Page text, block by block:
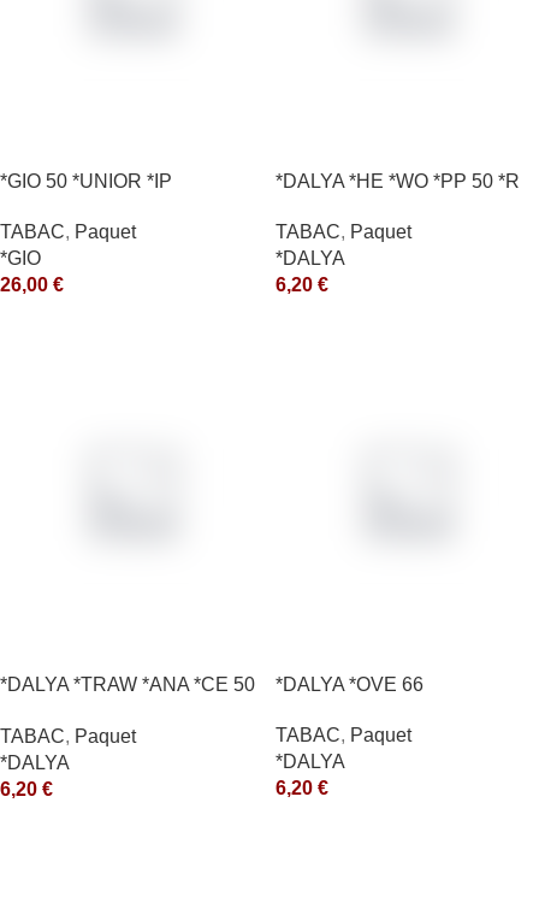
*GIO 50 *UNIOR *IP
TABAC, Paquet
*GIO
26,00 €
*DALYA *HE *WO *PP 50 *R
TABAC, Paquet
*DALYA
6,20 €
*DALYA *TRAW *ANA *CE 50
TABAC, Paquet
*DALYA
6,20 €
*DALYA *OVE 66
TABAC, Paquet
*DALYA
6,20 €